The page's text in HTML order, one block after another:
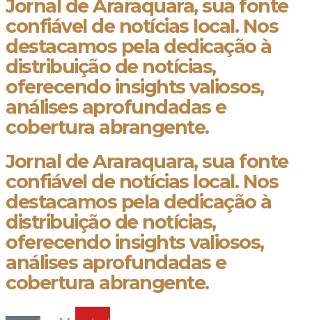
Jornal de Araraquara, sua fonte
confiável de notícias local. Nos
destacamos pela dedicação à
distribuição de notícias,
oferecendo insights valiosos,
análises aprofundadas e
cobertura abrangente.
Jornal de Araraquara, sua fonte
confiável de notícias local. Nos
destacamos pela dedicação à
distribuição de notícias,
oferecendo insights valiosos,
análises aprofundadas e
cobertura abrangente.